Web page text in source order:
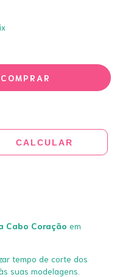
CALCULAR
Cabo Coração em
tempo de corte dos
suas modelagens.